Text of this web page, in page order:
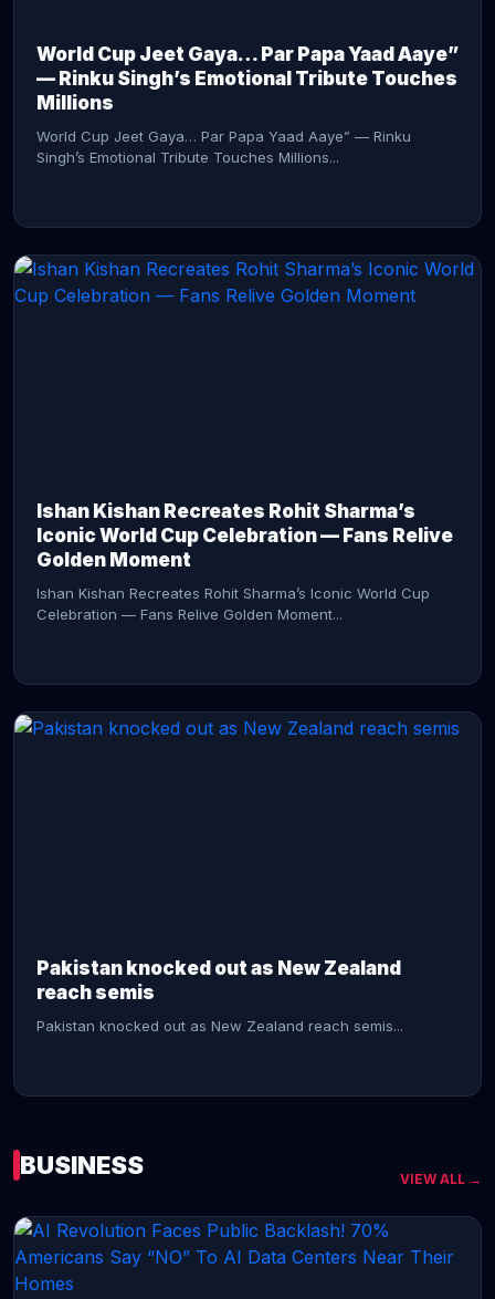
World Cup Jeet Gaya… Par Papa Yaad Aaye”
— Rinku Singh’s Emotional Tribute Touches
Millions
World Cup Jeet Gaya… Par Papa Yaad Aaye” — Rinku
Singh’s Emotional Tribute Touches Millions...
Ishan Kishan Recreates Rohit Sharma’s
Iconic World Cup Celebration — Fans Relive
Golden Moment
Ishan Kishan Recreates Rohit Sharma’s Iconic World Cup
Celebration — Fans Relive Golden Moment...
Pakistan knocked out as New Zealand
reach semis
Pakistan knocked out as New Zealand reach semis...
CONTINUE READING →
BUSINESS VIEW ALL →